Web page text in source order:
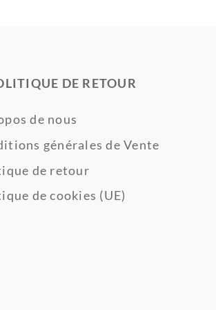
DE RETOUR
de nous
générales de Vente
de retour
de cookies (UE)